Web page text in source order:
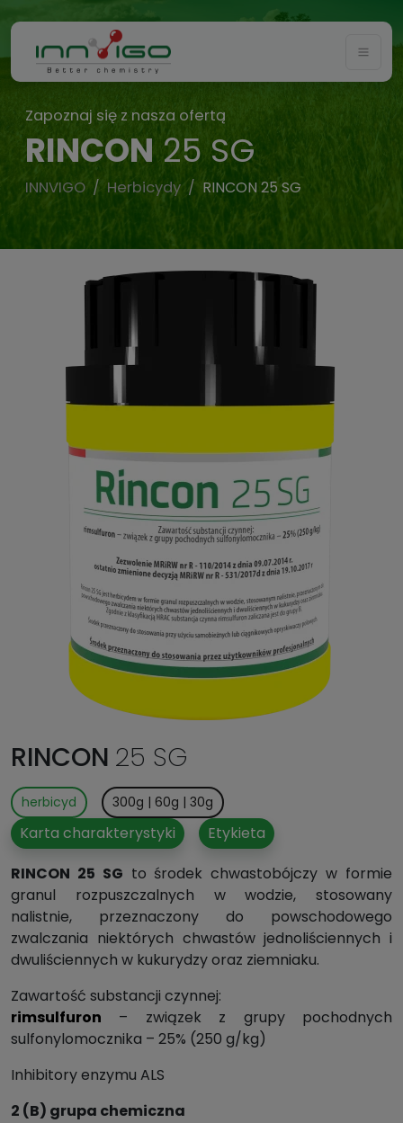
Zapoznaj się z nasza ofertą
RINCON25 SG
INNVIGO Herbicydy RINCON 25 SG
RINCON 25 SG
herbicyd 300g | 60g | 30g
Karta charakterystyki
Etykieta
RINCON 25 SG to środek chwastobójczy w formie
granul rozpuszczalnych w wodzie, stosowany
nalistnie, przeznaczony do powschodowego
zwalczania niektórych chwastów jednoliściennych i
dwuliściennych w kukurydzy oraz ziemniaku.
Zawartość substancji czynnej:
rimsulfuron
– związek z grupy pochodnych
sulfonylomocznika – 25% (250 g/kg)
Inhibitory enzymu ALS
2 (B) grupa chemiczna